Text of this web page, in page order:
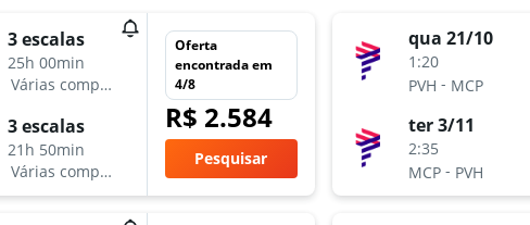
3 escalas
25h 00min
Várias companhias aéreas
3 escalas
21h 50min
Várias companhias aéreas
Oferta
encontrada em
4/8
R$ 2.584
Pesquisar
qua 21/10
1:20
PVH - MCP
ter 3/11
2:35
MCP- PVH